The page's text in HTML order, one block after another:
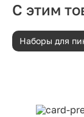
С этим
Наборы для